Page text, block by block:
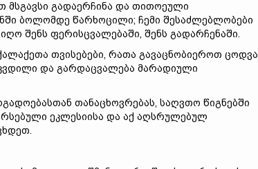
მსგავსი გადაერჩინა და თითოეული
ბოლომდე წარხოცილი; ჩემი შესაძლებლობები
შენს ფერისცვალებაში, შენს გადარჩენაში.
თვისებები, რათა გავაცნობიეროთ ცოდვა
და გარდაცვალება მარადიული
თანაცხოვრებას, საღვთო წიგნებში
ეკლესიისა და აქ აღსრულებულ